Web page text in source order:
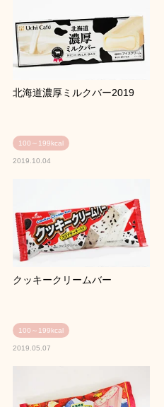
北海道濃厚ミルクバー2019
100～199kcal
2019.10.04
クッキークリームバー
100～199kcal
2019.05.07